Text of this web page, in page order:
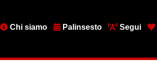
Chi siamo Palinsesto Segui